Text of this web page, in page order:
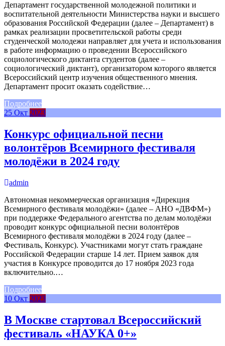
Департамент государственной молодежной политики и
воспитательной деятельности Министерства науки и высшего
образования Российской Федерации (далее – Департамент) в
рамках реализации просветительской работы среди
студенческой молодежи направляет для учета и использования
в работе информацию о проведении Всероссийского
социологического диктанта студентов (далее –
социологический диктант), организатором которого является
Всероссийский центр изучения общественного мнения.
Департамент просит оказать содействие…
Подробнее
25 Окт 2023
Конкурс официальной песни
волонтёров Всемирного фестиваля
молодёжи в 2024 году
admin
Автономная некоммерческая организация «Дирекция
Всемирного фестиваля молодёжи» (далее – АНО «ДВФМ»)
при поддержке Федерального агентства по делам молодёжи
проводит конкурс официальной песни волонтёров
Всемирного фестиваля молодёжи в 2024 году (далее –
Фестиваль, Конкурс). Участниками могут стать граждане
Российской Федерации старше 14 лет. Прием заявок для
участия в Конкурсе проводится до 17 ноября 2023 года
включительно.…
Подробнее
10 Окт 2023
В Москве стартовал Всероссийский
фестиваль «НАУКА 0+»